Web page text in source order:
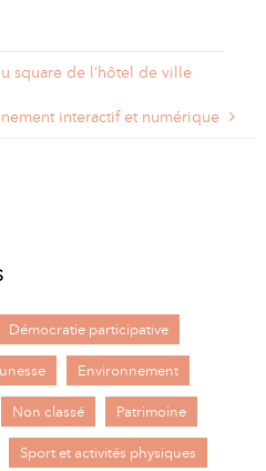
square de l’hôtel de ville
interactif et numérique
Démocratie participative
Environnement
Non classé Patrimoine
Sport et activités physiques